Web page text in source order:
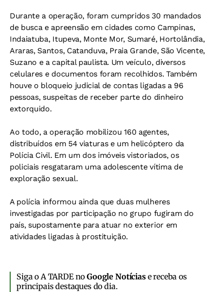
Durante a operação, foram cumpridos 30 mandados
de busca e apreensão em cidades como Campinas,
Indaiatuba, Itupeva, Monte Mor, Sumaré, Hortolândia,
Araras, Santos, Catanduva, Praia Grande, São Vicente,
Suzano e a capital paulista. Um veículo, diversos
celulares e documentos foram recolhidos. Também
houve o bloqueio judicial de contas ligadas a 96
pessoas, suspeitas de receber parte do dinheiro
extorquido.
Ao todo, a operação mobilizou 160 agentes,
distribuídos em 54 viaturas e um helicóptero da
Polícia Civil. Em um dos imóveis vistoriados, os
policiais resgataram uma adolescente vítima de
exploração sexual.
A polícia informou ainda que duas mulheres
investigadas por participação no grupo fugiram do
país, supostamente para atuar no exterior em
atividades ligadas à prostituição.
Siga o A TARDE noGoogle Notíciase receba os
principais destaques do dia.